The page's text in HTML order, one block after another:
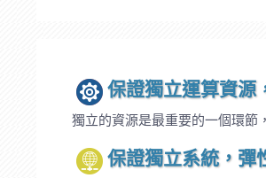
保證獨立運算資源
獨立的資源是最重要的一個環節
保證獨立系統，彈